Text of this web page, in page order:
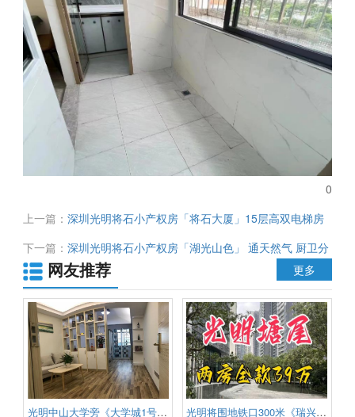
0
上一篇：深圳光明将石小产权房「将石大厦」15层高双电梯房
两房60.8万 三房72.8万 抄底价 错过遗憾
下一篇：深圳光明将石小产权房「湖光山色」 通天然气 厨卫分
离 带停车场 总价仅29.8万起
网友推荐 更多
光明中山大学旁《大学城1号》最 光明将围地铁口300米《瑞兴公馆》